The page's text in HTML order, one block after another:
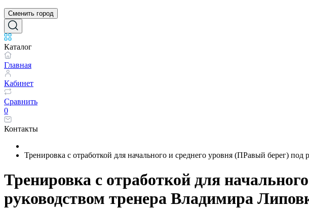
Сменить город
Каталог
Главная
Кабинет
Сравнить
0
Контакты
Тренировка с отработкой для начального и среднего уровня (ПРавый берег)
Тренировка с отработкой для
руководством тренера Владимира